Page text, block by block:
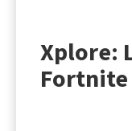
Xplore:
Fortnite